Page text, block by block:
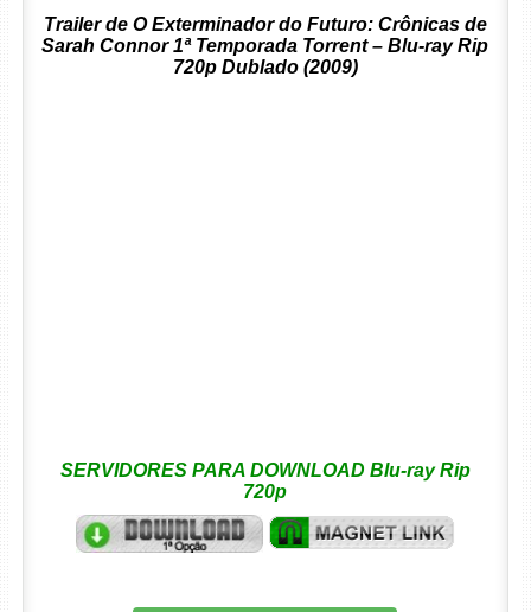
Trailer de O Exterminador do Futuro: Crônicas de
Sarah Connor 1ª Temporada Torrent – Blu-ray Rip
720p Dublado (2009)
SERVIDORES PARA DOWNLOAD Blu-ray Rip
720p